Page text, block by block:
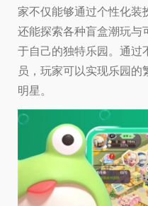
家不仅能够通过个性化
还能探索各种盲盒潮玩与
于自己的独特乐园。通过
员，玩家可以实现乐园
明星。